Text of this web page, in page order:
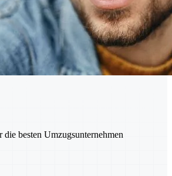
die besten Umzugsunternehmen